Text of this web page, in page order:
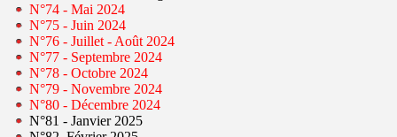
N°74 - Mai 2024
N°75 - Juin 2024
N°76 - Juillet - Août 2024
N°77 - Septembre 2024
N°78 - Octobre 2024
N°79 - Novembre 2024
N°80 - Décembre 2024
N°81 - Janvier 2025